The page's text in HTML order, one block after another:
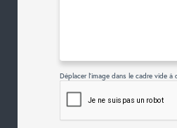
Déplacer l'image dans le cadre vide à